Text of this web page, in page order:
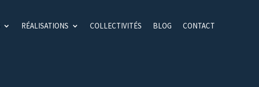
RÉALISATIONS COLLECTIVITÉS BLOG CONTACT